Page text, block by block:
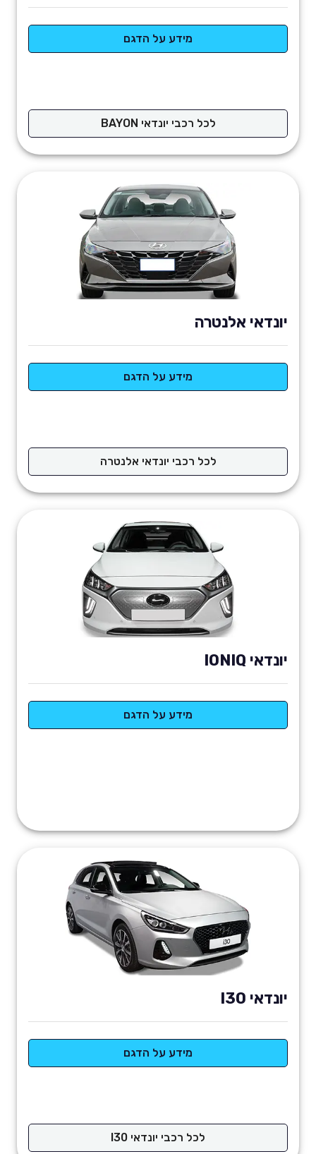
מידע על הדגם
לכל רכבי יונדאי BAYON
יונדאי אלנטרה
מידע על הדגם
לכל רכבי יונדאי אלנטרה
יונדאי IONIQ
מידע על הדגם
יונדאי I30
מידע על הדגם
לכל רכבי יונדאי I30